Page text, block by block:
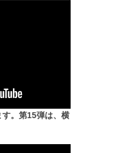
。第15弾は、横